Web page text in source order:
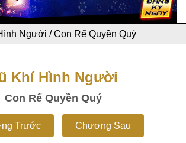
Người /Con Rể Quyền Quý
Khí Hình Người
Con Rể Quyền Quý
Trước Chương Sau